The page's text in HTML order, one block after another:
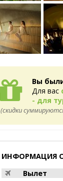
Вы
Для вас
- для
(скидки
ИНФОРМАЦИЯ
Вылет